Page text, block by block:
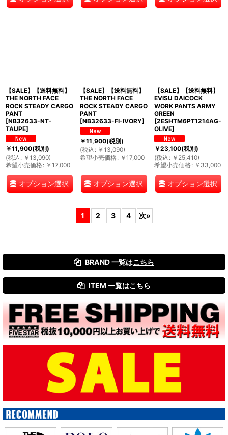
【SALE】【送料無料】
THE NORTH FACE
ROCK STEADY CARGO
PANT
[NB32633-NT-
TAUPE]
￥11,900(税別)
(税込 : ￥ 13,090)
希望小売価格: ￥ 17,000
オプション選択
【SALE】【送料無料】
THE NORTH FACE
ROCK STEADY CARGO
PANT
[NB32633-FI-IVORY]
￥11,900(税別)
(税込 : ￥ 13,090)
希望小売価格: ￥ 17,000
オプション選択
【SALE】【送料無料】
EVISU DAICOCK
WORK PANTS ARMY
GREEN
[2ESHTM6PT1214AG-
OLIVE]
￥23,100(税別)
(税込 : ￥ 25,410)
希望小売価格: ￥ 33,000
オプション選択
1 2 3 4 次»
BRAND 一覧はこちら
ITEM 一覧はこちら